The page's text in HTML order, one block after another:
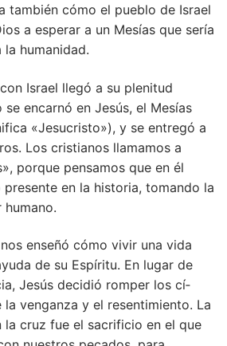
también cómo el pueblo de Israel
a esperar a un Mesí­as que serí­a
humanidad.
Israel llegó a su plenitud
encarnó en Jesús, el Mesí­as
«Jesucristo»), y se entregó a
Los cristianos llamamos a
porque pensamos que en él
en la historia, tomando la
enseñó cómo vivir una vida
de su Espí­ritu. En lugar de
Jesús decidió romper los cí­
venganza y el resentimiento. La
la cruz fue el sacrificio en el que